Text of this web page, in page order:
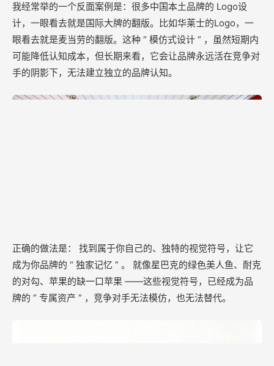
我经常举的一个反面案例是：很多中国本土品牌的 Logo设
计，一眼看去就是国际大牌的翻版。比如华莱士的Logo，一
眼看去就是麦当劳的翻版。这种 “ 模仿式设计 ” ，虽然短期内
可能降低认知成本，但长期来看，它会让品牌永远活在竞争对
手的阴影下，无法建立独立的品牌认知。
正确的做法是： 找到属于你自己的、独特的视觉符号，让它
成为你品牌的 “ 独家记忆 ” 。 就像星巴克的绿色美人鱼、耐克
的对勾、苹果的缺一口苹果 ——这些视觉符号，已经成为品
牌的 “ 专属资产 ” ，竞争对手无法模仿，也无法替代。